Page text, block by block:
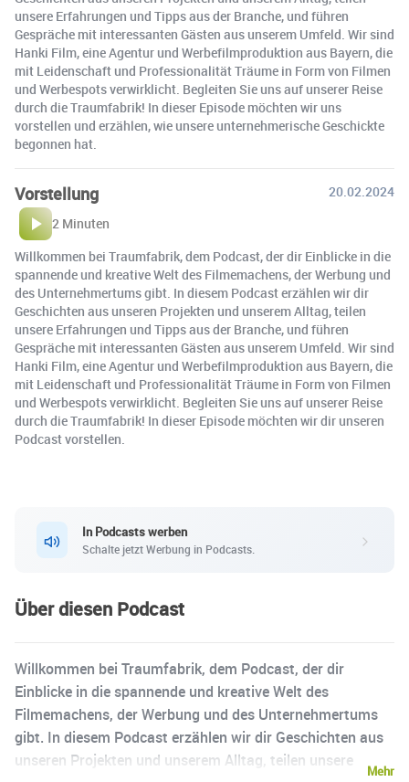
unsere Erfahrungen und Tipps aus der Branche, und führen
Gespräche mit interessanten Gästen aus unserem Umfeld. Wir sind
Hanki Film, eine Agentur und Werbefilmproduktion aus Bayern, die
mit Leidenschaft und Professionalität Träume in Form von Filmen
und Werbespots verwirklicht. Begleiten Sie uns auf unserer Reise
durch die Traumfabrik! In dieser Episode möchten wir uns
vorstellen und erzählen, wie unsere unternehmerische Geschickte
begonnen hat.
Vorstellung
20.02.2024
2 Minuten
Willkommen bei Traumfabrik, dem Podcast, der dir Einblicke in die
spannende und kreative Welt des Filmemachens, der Werbung und
des Unternehmertums gibt. In diesem Podcast erzählen wir dir
Geschichten aus unseren Projekten und unserem Alltag, teilen
unsere Erfahrungen und Tipps aus der Branche, und führen
Gespräche mit interessanten Gästen aus unserem Umfeld. Wir sind
Hanki Film, eine Agentur und Werbefilmproduktion aus Bayern, die
mit Leidenschaft und Professionalität Träume in Form von Filmen
und Werbespots verwirklicht. Begleiten Sie uns auf unserer Reise
durch die Traumfabrik! In dieser Episode möchten wir dir unseren
Podcast vorstellen.
In Podcasts werben
Schalte jetzt Werbung in Podcasts.
Über diesen Podcast
Willkommen bei Traumfabrik, dem Podcast, der dir
Einblicke in die spannende und kreative Welt des
Filmemachens, der Werbung und des Unternehmertums
gibt. In diesem Podcast erzählen wir dir Geschichten aus
unseren Projekten und unserem Alltag, teilen unsere
Mehr